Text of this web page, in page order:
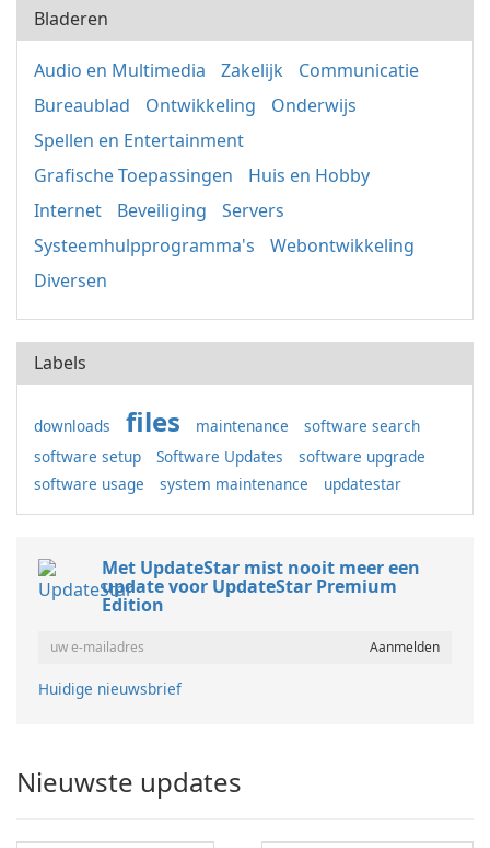
Bladeren
Audio en Multimedia Zakelijk
Communicatie
Bureaublad
Ontwikkeling
Onderwijs
Spellen en Entertainment
Grafische Toepassingen
Huis en Hobby
Internet
Beveiliging
Servers
Systeemhulpprogramma's
Webontwikkeling
Diversen
Labels
downloads files maintenance
software search
software setup
Software Updates
software upgrade
software usage
system maintenance updatestar
Met UpdateStar mist nooit meer een
update voor UpdateStar Premium
Edition
Huidige nieuwsbrief
Nieuwste updates